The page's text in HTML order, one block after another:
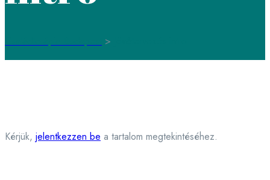
>
Kérjük, jelentkezzen be a tartalom megtekintéséhez.